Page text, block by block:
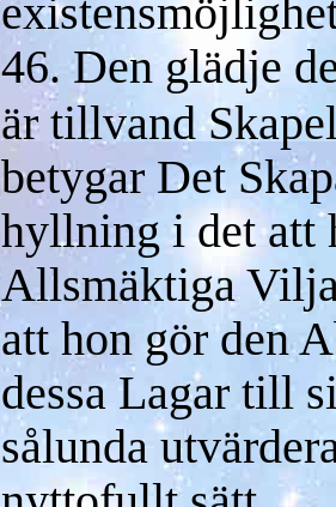
46. Den glädje
är tillvand
betygar Det
hyllning i det att
Allsmäktiga
att hon gör den
dessa Lagar till
sålunda